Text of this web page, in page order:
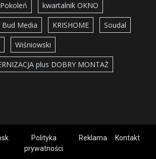
kwartalnik OKNO
Media KRISHOME Soudal
Wiśniowski
plus DOBRY MONTAŻ
Polityka
prywatności
Reklama Kontakt